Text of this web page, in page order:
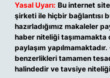
Yasal Uyarı: Bu internet
şirketi ile hiçbir bağlantısı
hazırladığımız makaleler
haber niteliği taşımamakta
paylaşım
benzerlikleri tamamen
halindedir ve tavsiye